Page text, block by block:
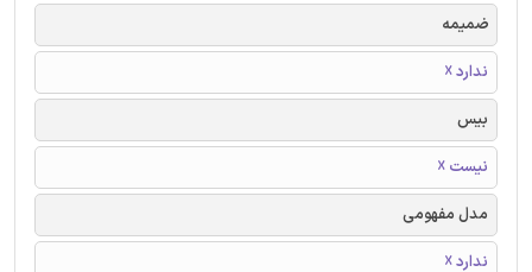
ضمیمه
ندارد ☓
بیس
نیست ☓
مدل مفهومی
ندارد ☓